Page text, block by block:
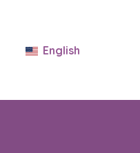
English